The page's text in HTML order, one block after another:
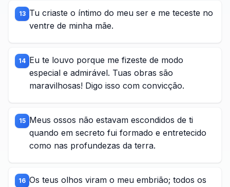
13 Tu criaste o íntimo do meu ser e me teceste no
ventre de minha mãe.
14 Eu te louvo porque me fizeste de modo
especial e admirável. Tuas obras são
maravilhosas! Digo isso com convicção.
15 Meus ossos não estavam escondidos de ti
quando em secreto fui formado e entretecido
como nas profundezas da terra.
16 Os teus olhos viram o meu embrião; todos os